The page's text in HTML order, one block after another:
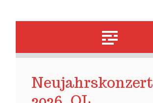
Neujahrskonzert